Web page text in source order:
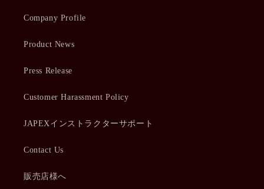
Company Profile
Product News
Press Release
Customer Harassment Policy
JAPEXインストラクターサポート
Contact Us
販売店様へ